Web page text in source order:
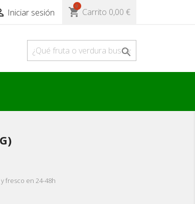
Iniciar sesión shopping_cart Carrito
0
0,00 €

fresco en 24-48h